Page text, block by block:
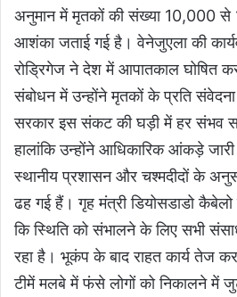
अनुमान में मृतकों की संख्या 10,000
आशंका जताई गई है। वेनेजुएला की
रोड्रिगेज ने देश में आपातकाल घोषित
संबोधन में उन्होंने मृतकों के प्रति
सरकार इस संकट की घड़ी में हर संभव
हालांकि उन्होंने आधिकारिक आंकड़े जारी
स्थानीय प्रशासन और चश्मदीदों के
ढह गई हैं। गृह मंत्री डियोसडाडो कैबेलो
कि स्थिति को संभालने के लिए सभी
रहा है। भूकंप के बाद राहत कार्य तेज
टीमें मलबे में फंसे लोगों को निकालने में